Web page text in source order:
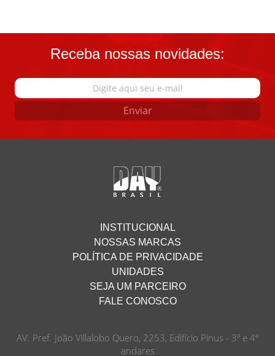
Receba nossas novidades:
Enviar
INSTITUCIONAL
NOSSAS MARCAS
POLÍTICA DE PRIVACIDADE
UNIDADES
SEJA UM PARCEIRO
FALE CONOSCO
AV. Pref. João Villalobo Quero, 2253, Edifício Pinus - 3º e 4º
andares